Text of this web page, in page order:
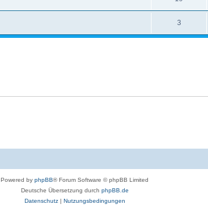
3
Powered by phpBB® Forum Software © phpBB Limited
Deutsche Übersetzung durch phpBB.de
Datenschutz| Nutzungsbedingungen